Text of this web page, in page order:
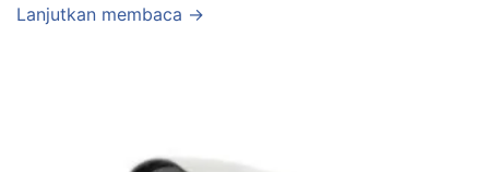
Lanjutkan membaca →